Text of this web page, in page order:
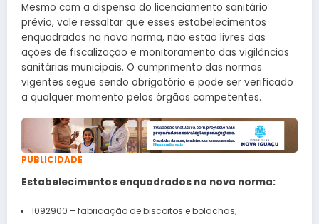
Mesmo com a dispensa do licenciamento sanitário
prévio, vale ressaltar que esses estabelecimentos
enquadrados na nova norma, não estão livres das
ações de fiscalização e monitoramento das vigilâncias
sanitárias municipais. O cumprimento das normas
vigentes segue sendo obrigatório e pode ser verificado
a qualquer momento pelos órgãos competentes.
PUBLICIDADE
Estabelecimentos enquadrados na nova norma:
1092900 – fabricação de biscoitos e bolachas;